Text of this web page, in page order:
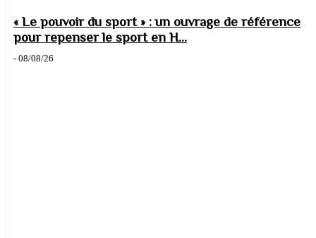
« Le pouvoir du sport » : un ouvrage de référence
pour repenser le sport en H...
- 08/08/26